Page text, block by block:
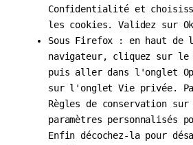
Confidentialité et
les cookies. Validez sur
Sous Firefox : en haut de
navigateur, cliquez sur le
puis aller dans l'onglet
sur l'onglet Vie privée.
Règles de conservation
paramètres personnalisés
Enfin décochez-la pour